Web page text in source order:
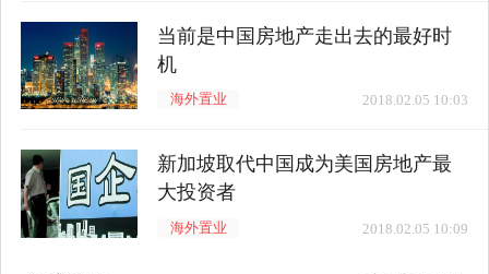
当前是中国房地产走出去的最好时
机
2018.02.05 10:03
海外置业
新加坡取代中国成为美国房地产最
大投资者
2018.02.05 10:09
海外置业